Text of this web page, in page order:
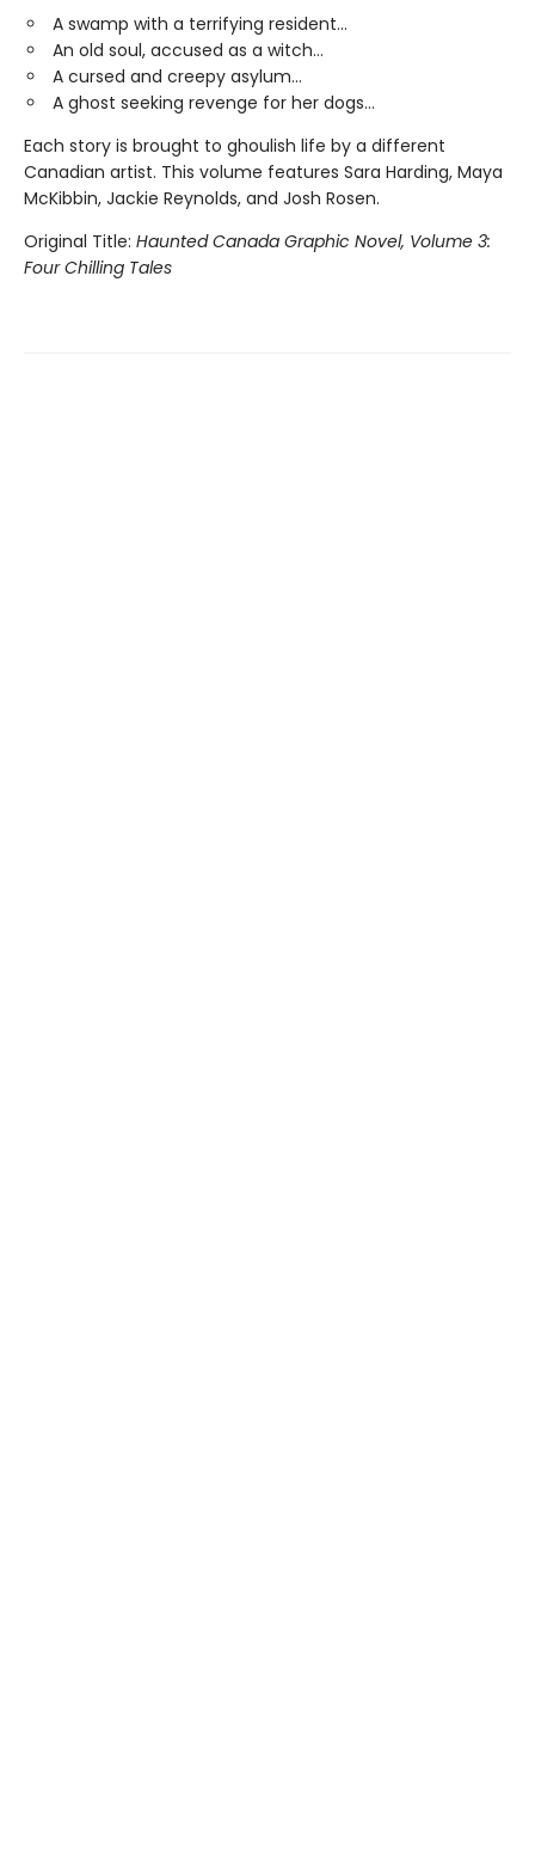
A swamp with a terrifying resident...
An old soul, accused as a witch…
A cursed and creepy asylum…
A ghost seeking revenge for her dogs...
Each story is brought to ghoulish life by a different
Canadian artist. This volume features Sara Harding, Maya
McKibbin, Jackie Reynolds, and Josh Rosen.
Original Title: Haunted Canada Graphic Novel, Volume 3:
Four Chilling Tales